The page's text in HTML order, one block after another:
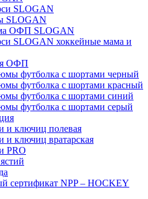
SLOGAN
SLOGAN
ОФП SLOGAN
SLOGAN хоккейные мама и
ОФП
футболка с шортами черный
футболка с шортами красный
футболка с шортами синий
футболка с шортами серый
и ключиц полевая
и ключиц вратарская
PRO
сертификат NPP – HOCKEY